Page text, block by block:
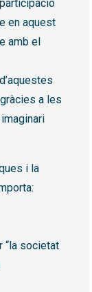
en aquest
amb el
a les
i la
“la societat